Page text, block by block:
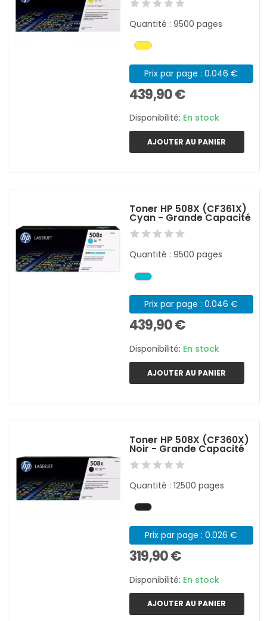
Quantité : 9500 pages
Prix par page : 0.046 €
439,90 €
Disponibilité: En stock
AJOUTER AU PANIER
Toner HP 508X (CF361X)
Cyan - Grande Capacité
Quantité : 9500 pages
Prix par page : 0.046 €
439,90 €
Disponibilité: En stock
AJOUTER AU PANIER
Toner HP 508X (CF360X)
Noir - Grande Capacité
Quantité : 12500 pages
Prix par page : 0.026 €
319,90 €
Disponibilité: En stock
AJOUTER AU PANIER